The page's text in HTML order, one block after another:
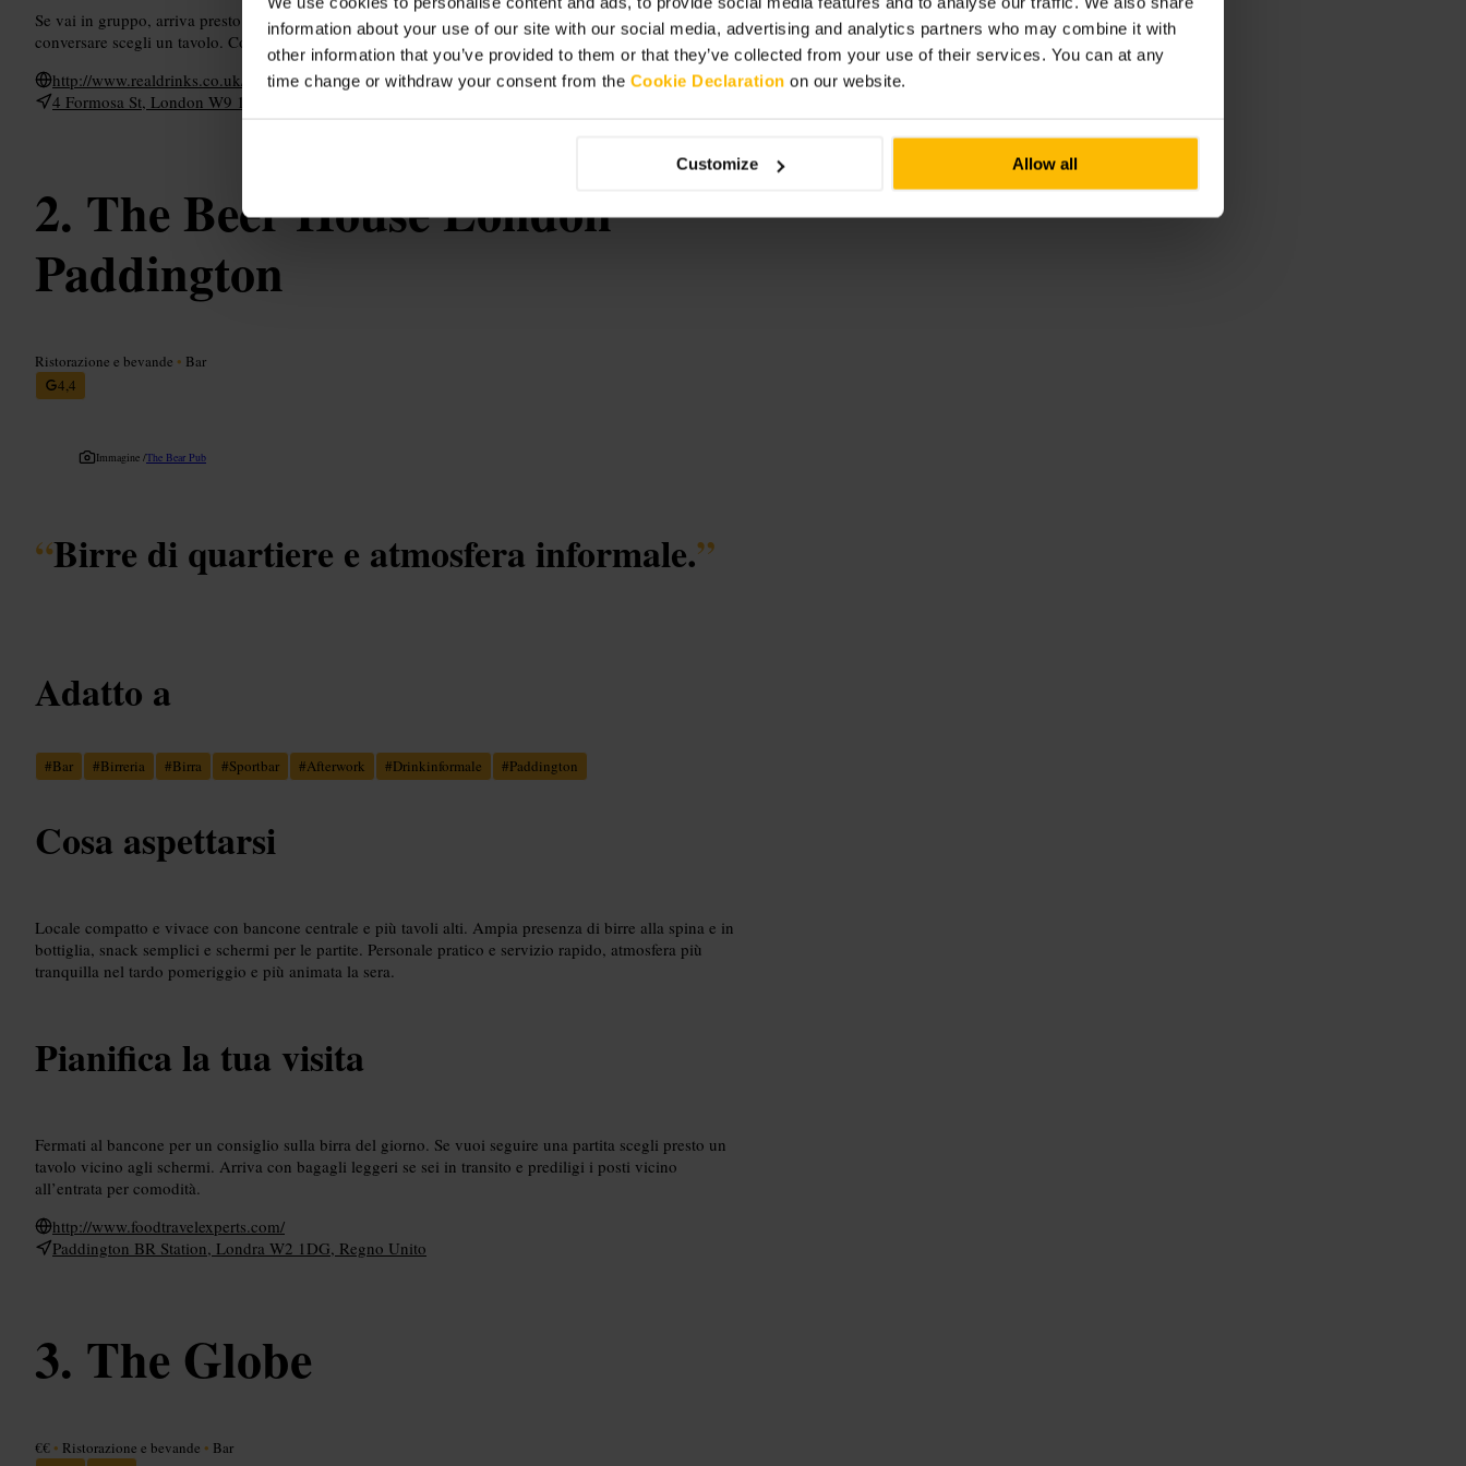
information about your use of our site with our social media, advertising and analytics partners who may combine it with
other information that you’ve provided to them or that they’ve collected from your use of their services. You can at any
time change or withdraw your consent from the Cookie Declaration on our website.
Customize Allow all
Se vai in gruppo, arriva presto per trovare posto. Per un drink veloce siediti al bancone, se preferisci
conversare scegli un tavolo. Controlla in anticipo la possibilità di prenotare per gruppi numerosi.
http://www.realdrinks.co.uk/
4 Formosa St, London W9 1EE, UK
The Beer House London
Paddington
Ristorazione e bevande • Bar
4,4
Immagine /The Bear Pub
“Birre di quartiere e atmosfera informale.”
Adatto a
#Bar #Birreria #Birra #Sportbar #Afterwork #Drinkinformale #Paddington
Cosa aspettarsi
Locale compatto e vivace con bancone centrale e più tavoli alti. Ampia presenza di birre alla spina e in
bottiglia, snack semplici e schermi per le partite. Personale pratico e servizio rapido, atmosfera più
tranquilla nel tardo pomeriggio e più animata la sera.
Pianifica la tua visita
Fermati al bancone per un consiglio sulla birra del giorno. Se vuoi seguire una partita scegli presto un
tavolo vicino agli schermi. Arriva con bagagli leggeri se sei in transito e prediligi i posti vicino
all’entrata per comodità.
http://www.foodtravelexperts.com/
Paddington BR Station, Londra W2 1DG, Regno Unito
The Globe
€€ • Ristorazione e bevande • Bar